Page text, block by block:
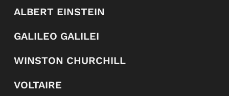
ALBERT EINSTEIN
GALILEO GALILEI
WINSTON CHURCHILL
VOLTAIRE